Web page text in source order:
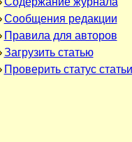
Сообщения редакции
Правила для авторов
Загрузить статью
Проверить статус статьи